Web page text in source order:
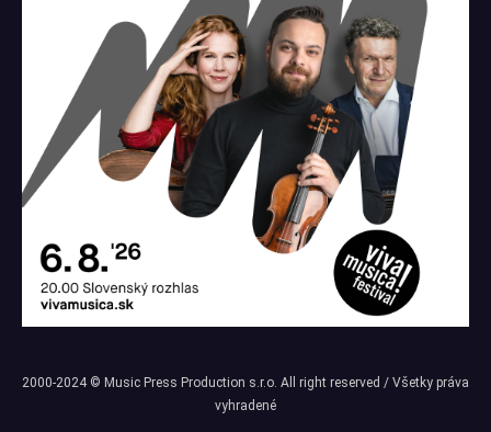
2000-2024 © Music Press Production s.r.o. All right reserved / Všetky práva
vyhradené